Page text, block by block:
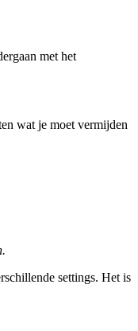
met het
wat je moet vermijden
settings. Het is